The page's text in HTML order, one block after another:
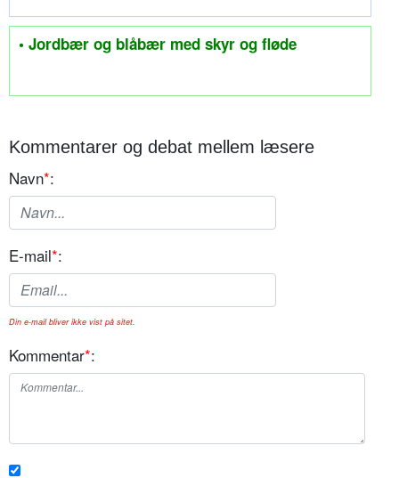
• Jordbær og blåbær med skyr og fløde
Kommentarer og debat mellem læsere
Navn*:
E-mail*:
Din e-mail bliver ikke vist på sitet.
Kommentar*: